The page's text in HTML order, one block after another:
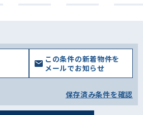
この条件の新着物件を
メールでお知らせ
保存済み条件を確認